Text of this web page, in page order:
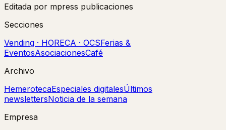
Editada por mpress publicaciones
Secciones
Vending · HORECA · OCSFerias &
EventosAsociacionesCafé
Archivo
HemerotecaEspeciales digitalesÚltimos
newslettersNoticia de la semana
Empresa